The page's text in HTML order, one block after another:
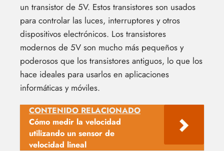
un transistor de 5V. Estos transistores son usados
para controlar las luces, interruptores y otros
dispositivos electrónicos. Los transistores
modernos de 5V son mucho más pequeños y
poderosos que los transistores antiguos, lo que los
hace ideales para usarlos en aplicaciones
informáticas y móviles.
CONTENIDO RELACIONADO
Cómo medir la velocidad
utilizando un sensor de
velocidad lineal